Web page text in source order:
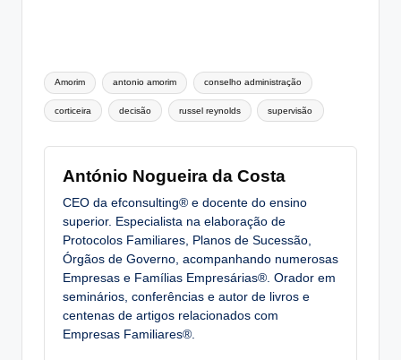
Tags:
Amorim antonio amorim conselho administração
corticeira decisão russel reynolds supervisão
António Nogueira da Costa
CEO da efconsulting® e docente do ensino
superior. Especialista na elaboração de
Protocolos Familiares, Planos de Sucessão,
Órgãos de Governo, acompanhando numerosas
Empresas e Famílias Empresárias®. Orador em
seminários, conferências e autor de livros e
centenas de artigos relacionados com
Empresas Familiares®.